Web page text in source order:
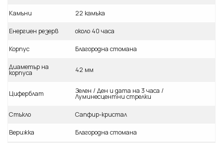
Камъни 22 камъка
Енергиен резерв около 40 часа
Корпус Благородна стомана
Диаметър на
корпуса 42 мм
Циферблат Зелен / Ден и дата на 3 часа /
Луминесцентни стрелки
Стъкло Сапфир-кристал
Верижка Благородна стомана